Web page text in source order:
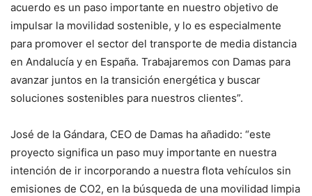
acuerdo es un paso importante en nuestro objetivo de
impulsar la movilidad sostenible, y lo es especialmente
para promover el sector del transporte de media distancia
en Andalucía y en España. Trabajaremos con Damas para
avanzar juntos en la transición energética y buscar
soluciones sostenibles para nuestros clientes”.
José de la Gándara, CEO de Damas ha añadido: “este
proyecto significa un paso muy importante en nuestra
intención de ir incorporando a nuestra flota vehículos sin
emisiones de CO2, en la búsqueda de una movilidad limpia